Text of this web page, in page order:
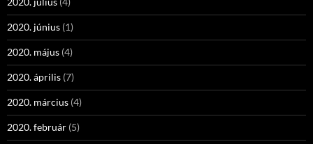
2020. június (1)
2020. május (4)
2020. április (7)
2020. március (4)
2020. február (5)